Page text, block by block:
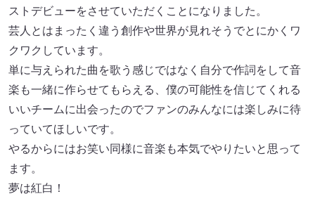
ストデビューをさせていただくことになりました。
芸人とはまったく違う創作や世界が見れそうでとにかくワ
クワクしています。
単に与えられた曲を歌う感じではなく自分で作詞をして音
楽も一緒に作らせてもらえる、僕の可能性を信じてくれる
いいチームに出会ったのでファンのみんなには楽しみに待
っていてほしいです。
やるからにはお笑い同様に音楽も本気でやりたいと思って
ます。
夢は紅白！